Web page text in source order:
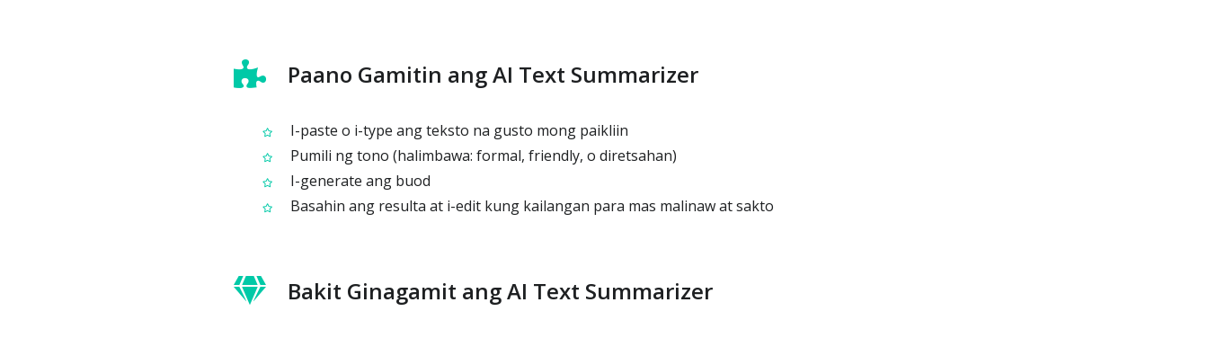
Paano Gamitin ang AI Text Summarizer
I-paste o i-type ang teksto na gusto mong paikliin
Pumili ng tono (halimbawa: formal, friendly, o diretsahan)
I-generate ang buod
Basahin ang resulta at i-edit kung kailangan para mas malinaw at sakto
Bakit Ginagamit ang AI Text Summarizer